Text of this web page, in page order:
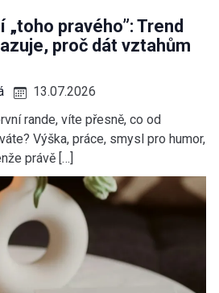
„toho pravého”: Trend
proč dát vztahům
13.07.2026
rande, víte přesně, co od
Výška, práce, smysl pro humor,
právě […]